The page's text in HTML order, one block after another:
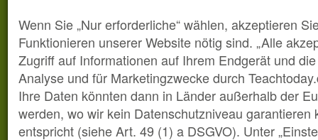
Wenn Sie „Nur erforderliche“ wählen, akzeptieren
Funktionieren unserer Website nötig sind. „Alle
Zugriff auf Informationen auf Ihrem Endgerät und
Analyse und für Marketingzwecke durch
Ihre Daten könnten dann in Länder außerhalb der
werden, wo wir kein Datenschutzniveau garantieren
entspricht (siehe Art. 49 (1) a DSGVO). Unter